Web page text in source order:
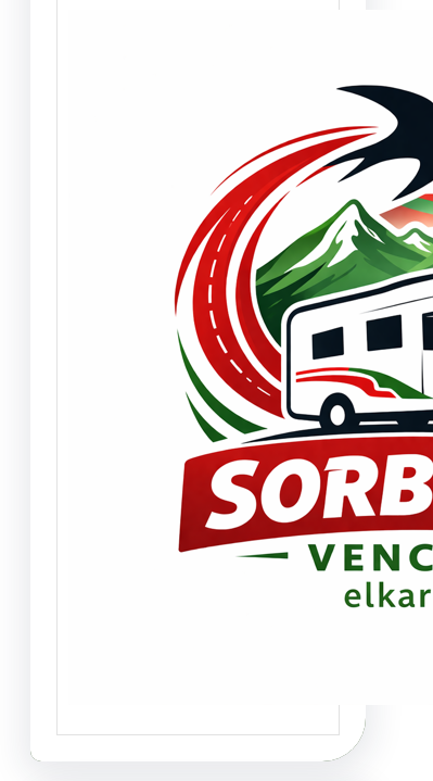
Realmente son un
problema los
vehículos
vivienda???
NOTA de PRENSA,
08/06/2026 ¿¿Millones
de turismos y
camiones…